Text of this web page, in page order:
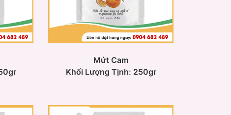
Mứt Cam
Khối Lượng Tịnh: 250gr